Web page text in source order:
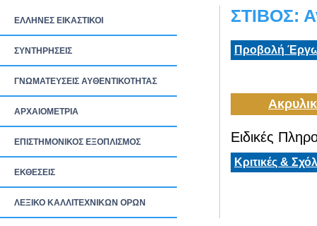
ΕΛΛΗΝΕΣ ΕΙΚΑΣΤΙΚΟΙ
ΣΥΝΤΗΡΗΣΕΙΣ
ΓΝΩΜΑΤΕΥΣΕΙΣ ΑΥΘΕΝΤΙΚΟΤΗΤΑΣ
ΑΡΧΑΙΟΜΕΤΡΙΑ
ΕΠΙΣΤΗΜΟΝΙΚΟΣ ΕΞΟΠΛΙΣΜΟΣ
ΕΚΘΕΣΕΙΣ
ΛΕΞΙΚΟ ΚΑΛΛΙΤΕΧΝΙΚΩΝ ΟΡΩΝ
ΣΤΙΒΟΣ:
Προβολή
Ειδικές
Κριτικές &